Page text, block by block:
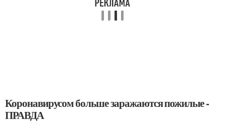
Коронавирусом больше заражаются пожилые -
ПРАВДА